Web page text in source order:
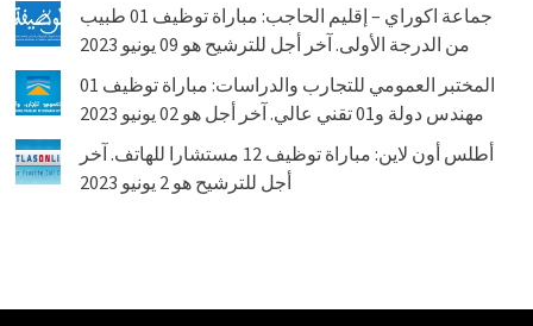
جماعة اكوراي – إقليم الحاجب: مباراة توظيف 01 طبيب
من الدرجة الأولى. آخر أجل للترشيح هو 09 يونيو 2023
المختبر العمومي للتجارب والدراسات: مباراة توظيف 01
مهندس دولة و01 تقني عالي. آخر أجل هو 02 يونيو 2023
أطلس أون لاين: مباراة توظيف 12 مستشارا للهاتف. آخر
أجل للترشيح هو 2 يونيو 2023